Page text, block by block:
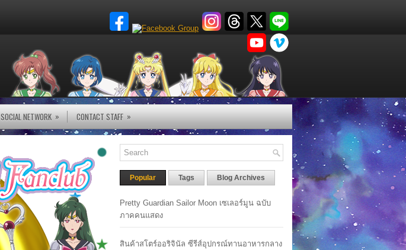
SOCIAL NETWORK » CONTACT STAFF »
Popular Tags Blog Archives
Pretty Guardian Sailor Moon เซเลอร์มูน ฉบับ
ภาคคนแสดง
สินค้าสโตร์ออริจินัล ซีรีส์อุปกรณ์ทานอาหารกลาง